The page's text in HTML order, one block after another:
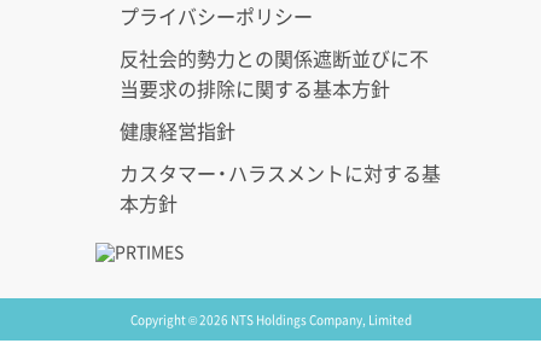
プライバシーポリシー
反社会的勢力との関係遮断並びに不
当要求の排除に関する基本方針
健康経営指針
カスタマー・ハラスメントに対する基
本方針
Copyright © 2026 NTS Holdings Company, Limited